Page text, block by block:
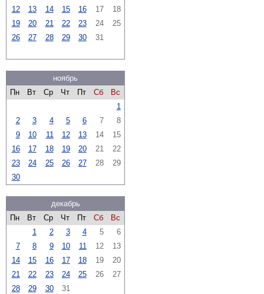
12
13 14 15 16 17
18
19
20 21 22 23 24
25
26
27 28 29 30 31
ноябрь
Пн
Вт Ср Чт Пт Сб
Вс
1
2
3 4 5 6 7
8
9
10 11 12 13 14
15
16
17 18 19 20 21
22
23
24 25 26 27 28
29
30
декабрь
Пн
Вт Ср Чт Пт Сб
Вс
1
2 3 4 5
6
7
8 9 10 11 12
13
14
15 16 17 18 19
20
21
22 23 24 25 26
27
28
29 30 31